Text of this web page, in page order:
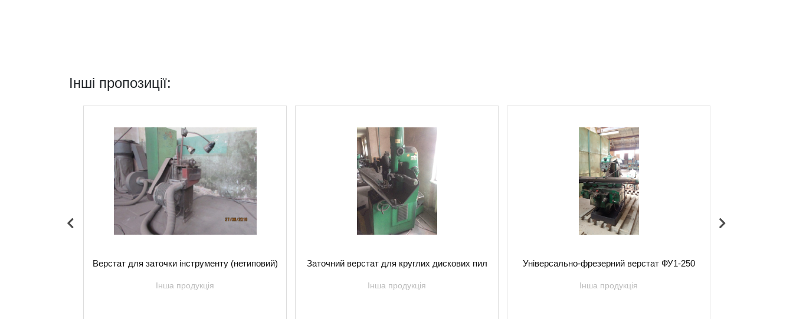
Інші пропозиції:
Верстат для заточки інструменту (нетиповий)
Інша продукція
Заточний верстат для круглих дискових пил
Інша продукція
Універсально-фрезерний верстат ФУ1-250
Інша продукція